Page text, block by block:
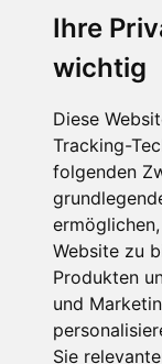
Ihre
wichtig
Diese
Tracking-
folgenden
ermöglichen,
Website zu
Produkten
und
Sie
Die
Muss für